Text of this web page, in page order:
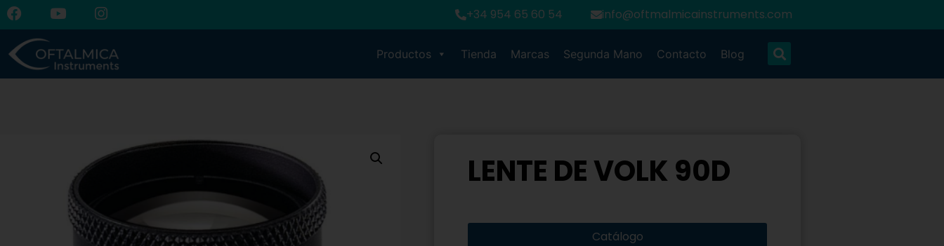
+34 954 65 60 54 info@oftmalmicainstruments.com
Productos Tienda Marcas Segunda Mano Contacto Blog
LENTE DE VOLK 90D
Catálogo